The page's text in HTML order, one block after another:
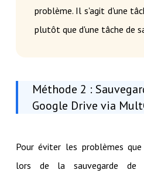
problème. Il s'agit d'une
plutôt que d'une tâche de
Méthode 2 :
Google Drive via
Pour éviter les problèmes
lors de la sauvegarde